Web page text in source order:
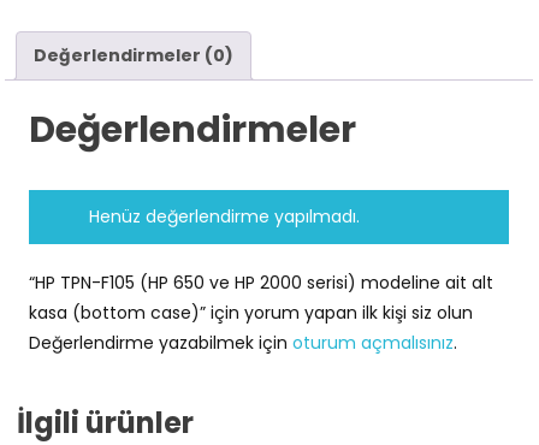
alt
(bottom
adet
Değerlendirmeler (0)
Değerlendirmeler
Henüz değerlendirme yapılmadı.
“HP TPN-F105 (HP 650 ve HP 2000 serisi) modeline ait alt
kasa (bottom case)” için yorum yapan ilk kişi siz olun
Değerlendirme yazabilmek içinoturum açmalısınız.
İlgili ürünler